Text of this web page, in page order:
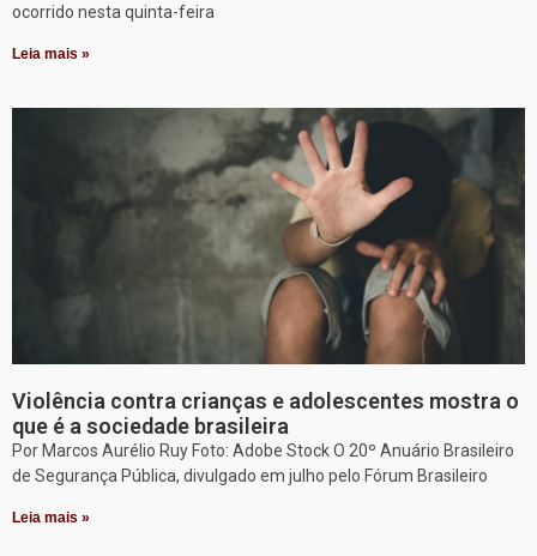
ocorrido nesta quinta-feira
Leia mais »
Violência contra crianças e adolescentes mostra o
que é a sociedade brasileira
Por Marcos Aurélio Ruy Foto: Adobe Stock O 20º Anuário Brasileiro
de Segurança Pública, divulgado em julho pelo Fórum Brasileiro
Leia mais »